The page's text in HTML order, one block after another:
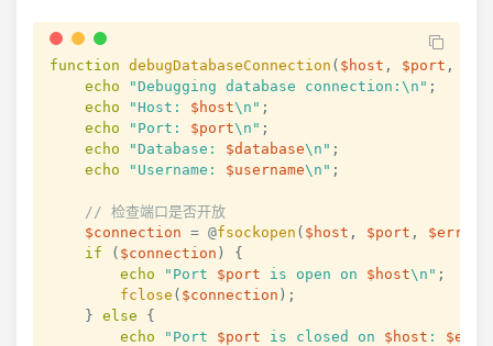
function debugDatabaseConnection ( $host , $port ,
echo
"Debugging database connection:\n" ;
echo
"Host: $host\n" ;
echo
"Port: $port\n" ;
echo
"Database: $database\n" ;
echo
"Username: $username\n" ;
// 检查端口是否开放
$connection = @fsockopen ( $host , $port , $errno
if
( $connection )
{
echo
"Port $port is open on $host\n" ;
fclose ( $connection ) ;
} else
{
echo
"Port $port is closed on $host :